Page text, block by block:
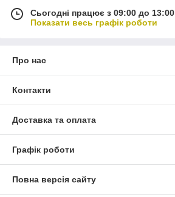
Сьогодні працює з 09:00 до 13:00
Показати весь графік роботи
Про нас
Контакти
Доставка та оплата
Графік роботи
Повна версія сайту